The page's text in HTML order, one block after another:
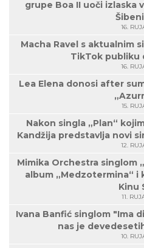
grupe Boa II uoči izlaska
16.
Macha Ravel s aktualnim
TikTok publiku
16.
Lea Elena donosi after
15.
Nakon singla „Plan“
Kandžija predstavlja novi
12.
Mimika Orchestra singlom
album „Medzotermina“
Kinu
11.
Ivana Banfić singlom "Ima
nas je
10.